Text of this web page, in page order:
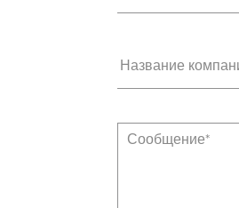
Название